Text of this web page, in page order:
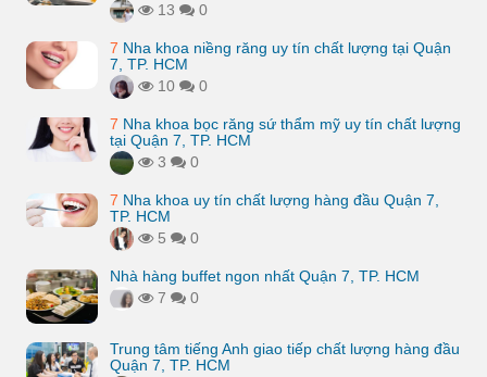
13
0
7 Nha khoa niềng răng uy tín chất lượng tại Quận
7, TP. HCM
10
0
7 Nha khoa bọc răng sứ thẩm mỹ uy tín chất lượng
tại Quận 7, TP. HCM
3
0
7 Nha khoa uy tín chất lượng hàng đầu Quận 7,
TP. HCM
5
0
Nhà hàng buffet ngon nhất Quận 7, TP. HCM
7
0
Trung tâm tiếng Anh giao tiếp chất lượng hàng đầu
Quận 7, TP. HCM